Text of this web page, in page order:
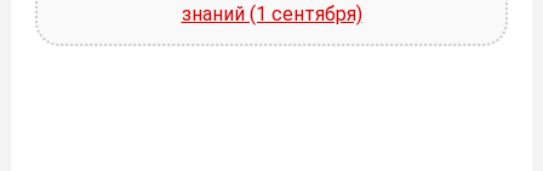
знаний (1 сентября)